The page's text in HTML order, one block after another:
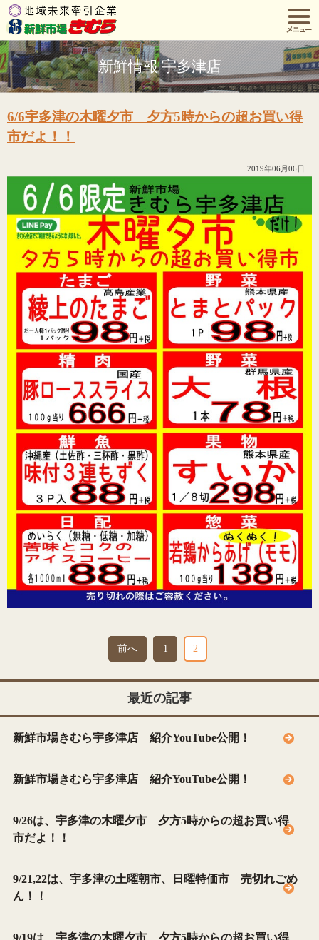
新鮮情報 宇多津店
6/6宇多津の木曜夕市 夕方5時からの超お買い得
市だよ！！
2019年06月06日
前へ 1 2
最近の記事
新鮮市場きむら宇多津店 紹介YouTube公開！
新鮮市場きむら宇多津店 紹介YouTube公開！
9/26は、宇多津の木曜夕市 夕方5時からの超お買い得
市だよ！！
9/21,22は、宇多津の土曜朝市、日曜特価市 売切れごめ
ん！！
9/19は、宇多津の木曜夕市 夕方5時からの超お買い得